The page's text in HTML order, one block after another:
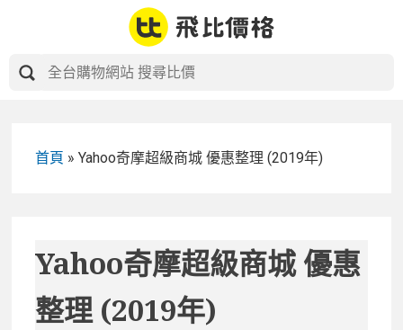
首頁 » Yahoo奇摩超級商城 優惠整理 (2019年)
Yahoo奇摩超級商城 優惠
整理 (2019年)